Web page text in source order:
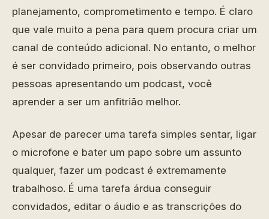
planejamento, comprometimento e tempo. É claro
que vale muito a pena para quem procura criar um
canal de conteúdo adicional. No entanto, o melhor
é ser convidado primeiro, pois observando outras
pessoas apresentando um podcast, você
aprender a ser um anfitrião melhor.
Apesar de parecer uma tarefa simples sentar, ligar
o microfone e bater um papo sobre um assunto
qualquer, fazer um podcast é extremamente
trabalhoso. É uma tarefa árdua conseguir
convidados, editar o áudio e as transcrições do